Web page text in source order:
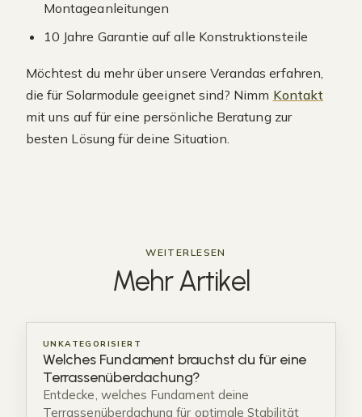
Montageanleitungen
10 Jahre Garantie auf alle Konstruktionsteile
Möchtest du mehr über unsere Verandas erfahren,
die für Solarmodule geeignet sind? Nimm Kontakt
mit uns auf für eine persönliche Beratung zur
besten Lösung für deine Situation.
WEITERLESEN
MehrArtikel
UNKATEGORISIERT
Welches Fundament brauchst du für eine
Terrassenüberdachung?
Entdecke, welches Fundament deine
Terrassenüberdachung für optimale Stabilität